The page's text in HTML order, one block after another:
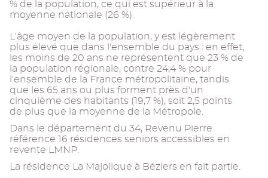
% de la population, ce qui est supérieur à la
moyenne nationale (26 %).
L'âge moyen de la population, y est légèrement
plus élevé que dans l'ensemble du pays : en effet,
les moins de 20 ans ne représentent que 23 % de
la population régionale, contre 24,4 % pour
l'ensemble de la France métropolitaine, tandis
que les 65 ans ou plus forment près d'un
cinquième des habitants (19,7 %), soit 2,5 points
de plus que la moyenne de la Métropole.
Dans le département du 34, Revenu Pierre
référence 16 résidences seniors accessibles en
revente LMNP.
La résidence La Majolique à Béziers en fait partie.